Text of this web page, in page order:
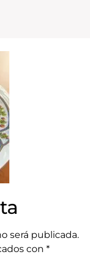
será publicada.
con *